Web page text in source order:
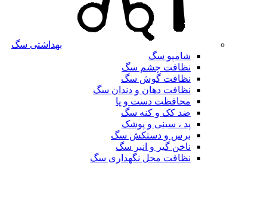
بهداشتی سگ
شامپو سگ
نظافت چشم سگ
نظافت گوش سگ
نظافت دهان و دندان سگ
محافظت دست و پا
ضد کک و کنه سگ
پد ، سینی و پوشک
برس و دستکش سگ
ناخن گیر و انبر سگ
نظافت محل نگهداری سگ